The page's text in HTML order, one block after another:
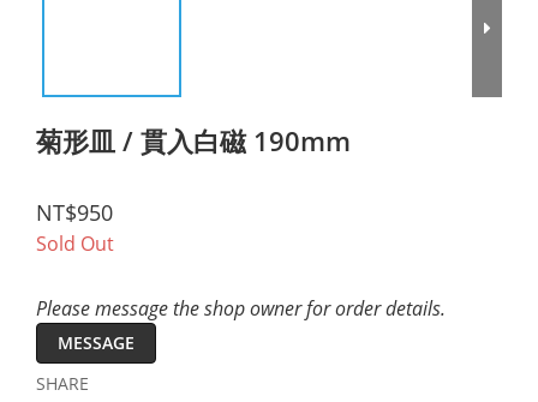
菊形皿 / 貫入白磁 190mm
NT$950
Sold Out
Please message the shop owner for order details.
MESSAGE
SHARE